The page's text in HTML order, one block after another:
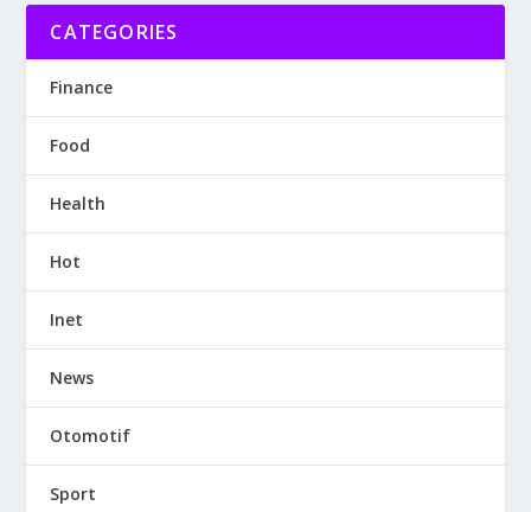
CATEGORIES
Finance
Food
Health
Hot
Inet
News
Otomotif
Sport